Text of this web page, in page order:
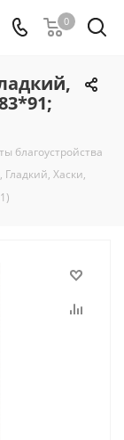
0
благоустройства
Хаски,